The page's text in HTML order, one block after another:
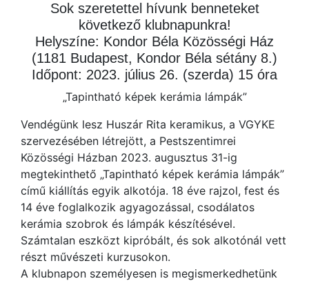
Sok szeretettel hívunk benneteket
következő klubnapunkra!
Helyszíne: Kondor Béla Közösségi Ház
(1181 Budapest, Kondor Béla sétány 8.)
Időpont: 2023. július 26. (szerda) 15 óra
„Tapintható képek kerámia lámpák”
Vendégünk lesz Huszár Rita keramikus, a VGYKE
szervezésében létrejött, a Pestszentimrei
Közösségi Házban 2023. augusztus 31-ig
megtekinthető „Tapintható képek kerámia lámpák”
című kiállítás egyik alkotója. 18 éve rajzol, fest és
14 éve foglalkozik agyagozással, csodálatos
kerámia szobrok és lámpák készítésével.
Számtalan eszközt kipróbált, és sok alkotónál vett
részt művészeti kurzusokon.
A klubnapon személyesen is megismerkedhetünk